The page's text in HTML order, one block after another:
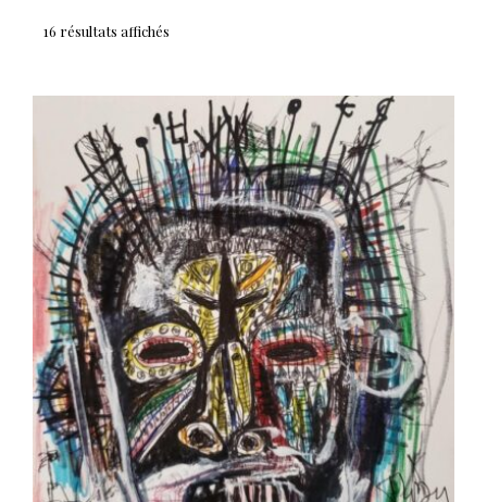
16 résultats affichés